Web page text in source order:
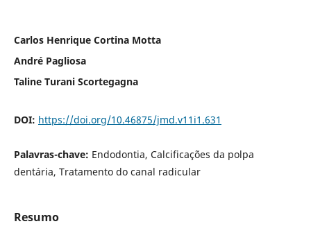
Carlos Henrique Cortina Motta
André Pagliosa
Taline Turani Scortegagna
DOI: https://doi.org/10.46875/jmd.v11i1.631
Palavras-chave: Endodontia, Calcificações da polpa
dentária, Tratamento do canal radicular
Resumo